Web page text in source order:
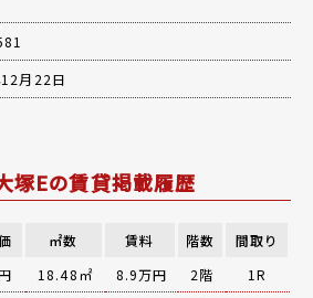
月22日
塚Eの賃貸掲載履歴
㎡数 賃料 階数
間取り
18.48㎡ 8.9万円 2階
1R